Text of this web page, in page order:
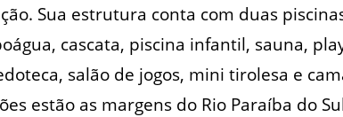
Sua estrutura conta com duas
cascata, piscina infantil, sauna,
salão de jogos, mini tirolesa e
estão as margens do Rio Paraíba do